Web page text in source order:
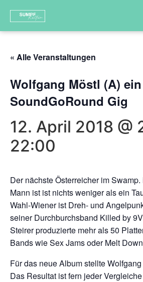
« Alle Veranstaltungen
Wolfgang Möstl (A) ein
SoundGoRound Gig
12. April 2018 @
22:00
Der nächste Österreicher im
Mann ist ist nichts weniger als ein
Wahl-Wiener ist Dreh- und
seiner Durchburchsband Killed by
Steirer produzierte mehr als 50
Bands wie Sex Jams oder Melt
Für das neue Album stellte
Das Resultat ist fern jeder